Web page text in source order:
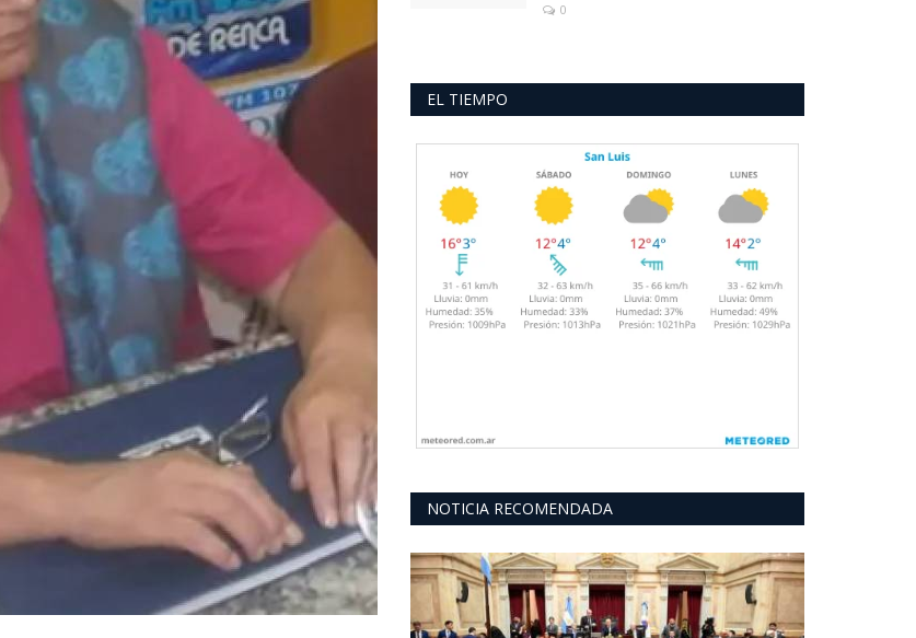
0
EL TIEMPO
NOTICIA RECOMENDADA